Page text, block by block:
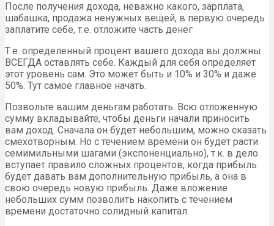
После получения дохода, неважно какого, зарплата,
шабашка, продажа ненужных вещей, в первую очередь
заплатите себе, т.е. отложите часть денег
Т.е. определенный процент вашего дохода вы должны
ВСЕГДА оставлять себе. Каждый для себя определяет
этот уровень сам. Это может быть и 10% и 30% и даже
50%. Тут самое главное начать.
Позвольте вашим деньгам работать. Всю отложенную
сумму вкладывайте, чтобы деньги начали приносить
вам доход. Сначала он будет небольшим, можно сказать
смехотворным. Но с течением времени он будет расти
семимильными шагами (экспоненциально), т.к. в дело
вступает правило сложных процентов, когда прибыль
будет давать вам дополнительную прибыль, а она в
свою очередь новую прибыль. Даже вложение
небольших сумм позволить накопить с течением
времени достаточно солидный капитал.